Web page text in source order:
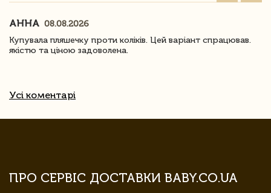
АННА 08.08.2026
Купувала пляшечку проти коліків. Цей варіант спрацював.
якістю та ціною задоволена.
Усі коментарі
ПРО СЕРВІС ДОСТАВКИ BABY.CO.UA